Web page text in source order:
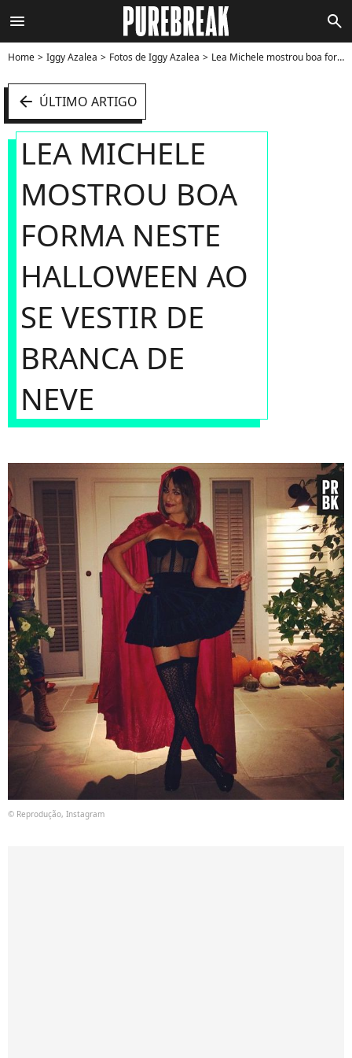
menu search
Home Iggy Azalea Fotos de Iggy Azalea Lea Michele mostrou boa forma neste Halloween ao se vestir de Branca de Neve - Foto
arrow_left ÚLTIMO ARTIGO
LEA MICHELE
MOSTROU BOA
FORMA NESTE
HALLOWEEN AO
SE VESTIR DE
BRANCA DE
NEVE
© Reprodução, Instagram